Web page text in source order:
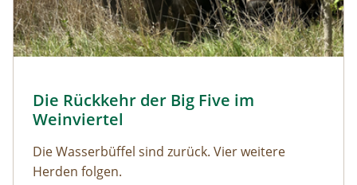
Naturmagazin: Die Rückkehr der Big Five im
Die Rückkehr der Big Five im
Weinviertel
Die Wasserbüffel sind zurück. Vier weitere
Herden folgen.